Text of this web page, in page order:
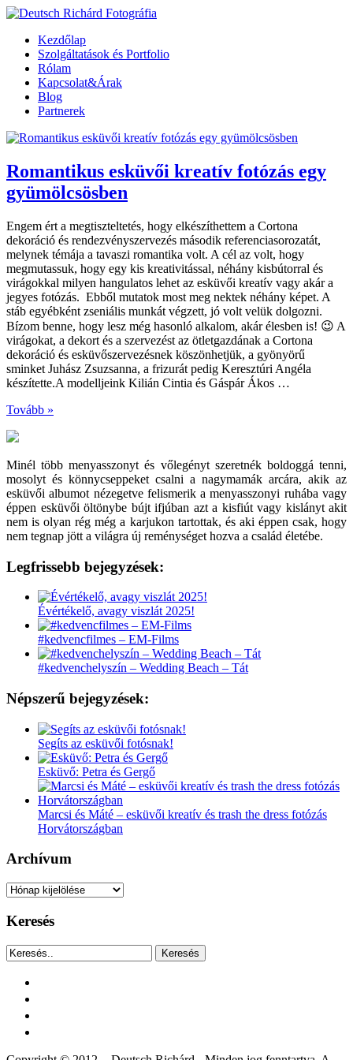
Kezdőlap
Szolgáltatások és Portfolio
Rólam
Kapcsolat&Árak
Blog
Partnerek
Romantikus esküvői kreatív fotózás egy
gyümölcsösben
Engem ért a megtiszteltetés, hogy elkészíthettem a Cortona
dekoráció és rendezvényszervezés második referenciasorozatát,
melynek témája a tavaszi romantika volt. A cél az volt, hogy
megmutassuk, hogy egy kis kreativitással, néhány kisbútorral és
virágokkal milyen hangulatos lehet az esküvői kreatív vagy akár a
jegyes fotózás. Ebből mutatok most meg nektek néhány képet. A
stáb egyébként zseniális munkát végzett, jó volt velük dolgozni.
Bízom benne, hogy lesz még hasonló alkalom, akár élesben is! 😉 A
virágokat, a dekort és a szervezést az ötletgazdának a Cortona
dekoráció és esküvőszervezésnek köszönhetjük, a gyönyörű
sminket Juhász Zsuzsanna, a frizurát pedig Keresztúri Angéla
készítette.A modelljeink Kilián Cintia és Gáspár Ákos …
Tovább »
Minél több menyasszonyt és vőlegényt szeretnék boldoggá tenni,
mosolyt és könnycseppeket csalni a nagymamák arcára, akik az
esküvői albumot nézegetve felismerik a menyasszonyi ruhába vagy
éppen esküvői öltönybe bújt ifjúban azt a kisfiút vagy kislányt akit
nem is olyan rég még a karjukon tartottak, és aki éppen csak, hogy
nem tegnap jött a világra új reménységet hozva a család életébe.
Legfrissebb bejegyzések:
Évértékelő, avagy viszlát 2025!
#kedvencfilmes – EM-Films
#kedvenchelyszín – Wedding Beach – Tát
Népszerű bejegyzések:
Segíts az esküvői fotósnak!
Esküvő: Petra és Gergő
Marcsi és Máté – esküvői kreatív és trash the dress fotózás
Horvátországban
Archívum
Archívum
Keresés
Keresés